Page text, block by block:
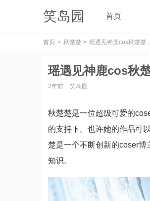
笑岛园 首页
首页 秋楚楚 瑶遇见神鹿cos秋楚楚
瑶遇见神鹿cos秋
2年前 笑岛园
秋楚楚是一位超级可爱的
的支持下。也许她的作品可
楚是一个不断创新的coser
知识。